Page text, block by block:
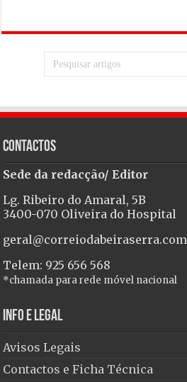
Contactos
Sede da redacção/ Editor
Lg. Ribeiro do Amaral, 5B
3400-070 Oliveira do Hospital
geral@correiodabeiraserra.com
Telem: 925 656 568
*chamada para rede móvel nacional
Info e Legal
Avisos Legais
Contactos e Ficha Técnica